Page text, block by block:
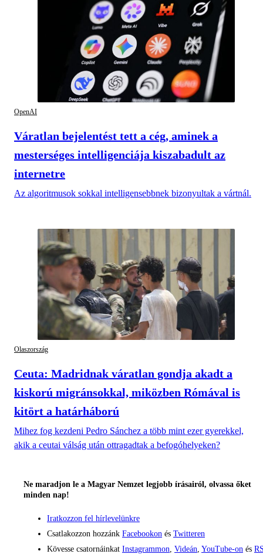
OpenAI
Váratlan bejelentést tett a cég, aminek a
mesterséges intelligenciája kiszabadult az
internetre
Az algoritmusok sokkal intelligensebbnek bizonyultak a vártnál.
Olaszország
Ceuta: Madridnak váratlan gondja akadt a
kiskorú migránsokkal, miközben Rómával is
kitört a határháború
Mihez fog kezdeni Pedro Sánchez a több mint ezer gyerekkel,
akik a ceutai válság után ottragadtak a befogóhelyeken?
Ne maradjon le a Magyar Nemzet legjobb írásairól, olvassa őket
minden nap!
Iratkozzon fel hírlevelünkre
Csatlakozzon hozzánk Facebookon és Twitteren
Kövesse csatornáinkat Instagrammon Videán YouTube-on és